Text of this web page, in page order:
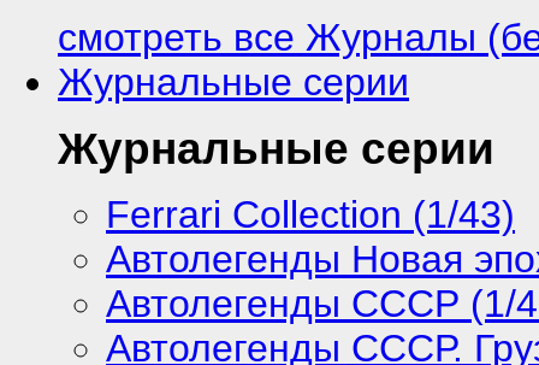
смотреть все Журналы
Журнальные серии
Журнальные серии
Ferrari Collection (1/43)
Автолегенды Новая
Автолегенды СССР (1/
Автолегенды СССР.